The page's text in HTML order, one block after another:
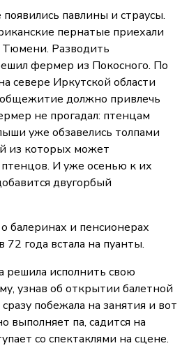
павлины и страусы.
пернатые приехали
Разводить
фермер из Покосного. По
севере Иркутской области
должно привлечь
не прогадал: птенцам
уже обзавелись толпами
из которых может
И уже осенью к их
двугорбый
балеринах и пенсионерах
года встала на пуанты.
исполнить свою
узнав об открытии балетной
побежала на занятия и вот
выполняет па, садится на
со спектаклями на сцене.